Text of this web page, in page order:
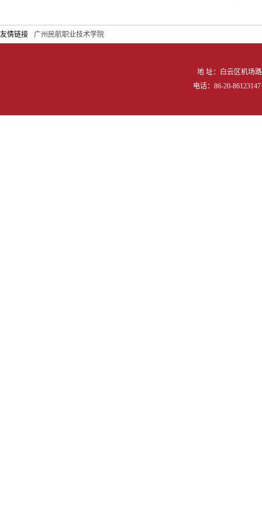
友情链接 广州民航职业技术学院
地 址：白云区机场
电话：86-20-